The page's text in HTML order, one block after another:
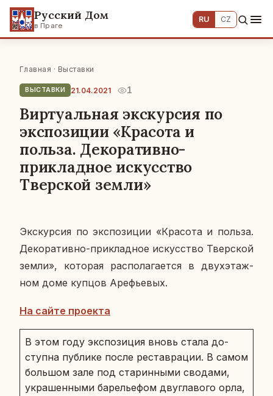
Русский Дом
в Праге
RU CZ
Главная · Выставки
ВЫСТАВКИ 21.04.2021 1
Виртуальная экскурсия по
экспозиции «Красота и
польза. Декоративно-
прикладное искусство
Тверской земли»
Экс­кур­сия по экс­по­зи­ции «Кра­со­та и польза.
Де­ко­ра­тив­но-при­клад­ное ис­кус­ство Твер­ской
земли», ко­то­рая рас­по­ла­га­ет­ся в двух­этаж­
ном доме купцов Аре­фье­вых.
На сайте про­ек­та
В этом году экс­по­зи­ция вновь стала до­
ступ­на пуб­ли­ке после ре­став­ра­ции. В самом
боль­шом зале под ста­рин­ны­ми сво­да­ми,
укра­шен­ны­ми ба­ре­лье­фом дву­гла­во­го орла,